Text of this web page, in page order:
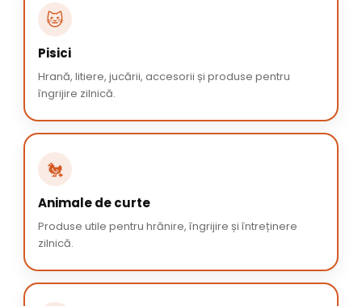
🐱
Pisici
Hrană, litiere, jucării, accesorii și produse pentru
îngrijire zilnică.
🐔
Animale de curte
Produse utile pentru hrănire, îngrijire și întreținere
zilnică.